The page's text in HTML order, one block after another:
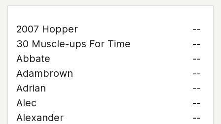
2007 Hopper
--
30 Muscle-ups For Time
--
Abbate
--
Adambrown
--
Adrian
--
Alec
--
Alexander
--